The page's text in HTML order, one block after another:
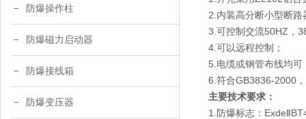
防爆操作柱
防爆磁力启动器
防爆接线箱
防爆变压器
2.内装高分断小型断
3.可控制交流50HZ，
4.可以远程控制；
5.电缆或钢管布线均可
6.符合GB3836-2000
主要技术要求：
1.防爆标志：